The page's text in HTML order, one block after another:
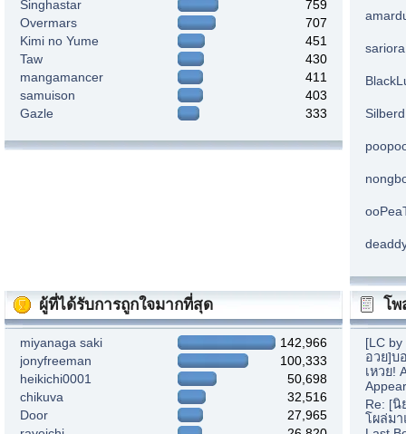
Singhastar
759
Overmars
707
Kimi no Yume
451
Taw
430
mangamancer
411
samuison
403
Gazle
333 Silberd
ผู้ที่ได้รับการถูกใจมากที่สุด
miyanaga saki
142,966
jonyfreeman
100,333
heikichi0001
50,698
chikuva
32,516
Door
27,965
โพ
[LC
อวย]บ
เหวย!
Re: [
โผล่มา